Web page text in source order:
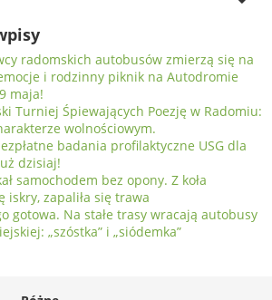
radomskich autobusów zmierzą się na
i rodzinny piknik na Autodromie
maja!
Turniej Śpiewających Poezję w Radomiu:
wolnościowym.
badania profilaktyczne USG dla
dzisiaj!
samochodem bez opony. Z koła
iskry, zapaliła się trawa
gotowa. Na stałe trasy wracają autobusy
„szóstka” i „siódemka”